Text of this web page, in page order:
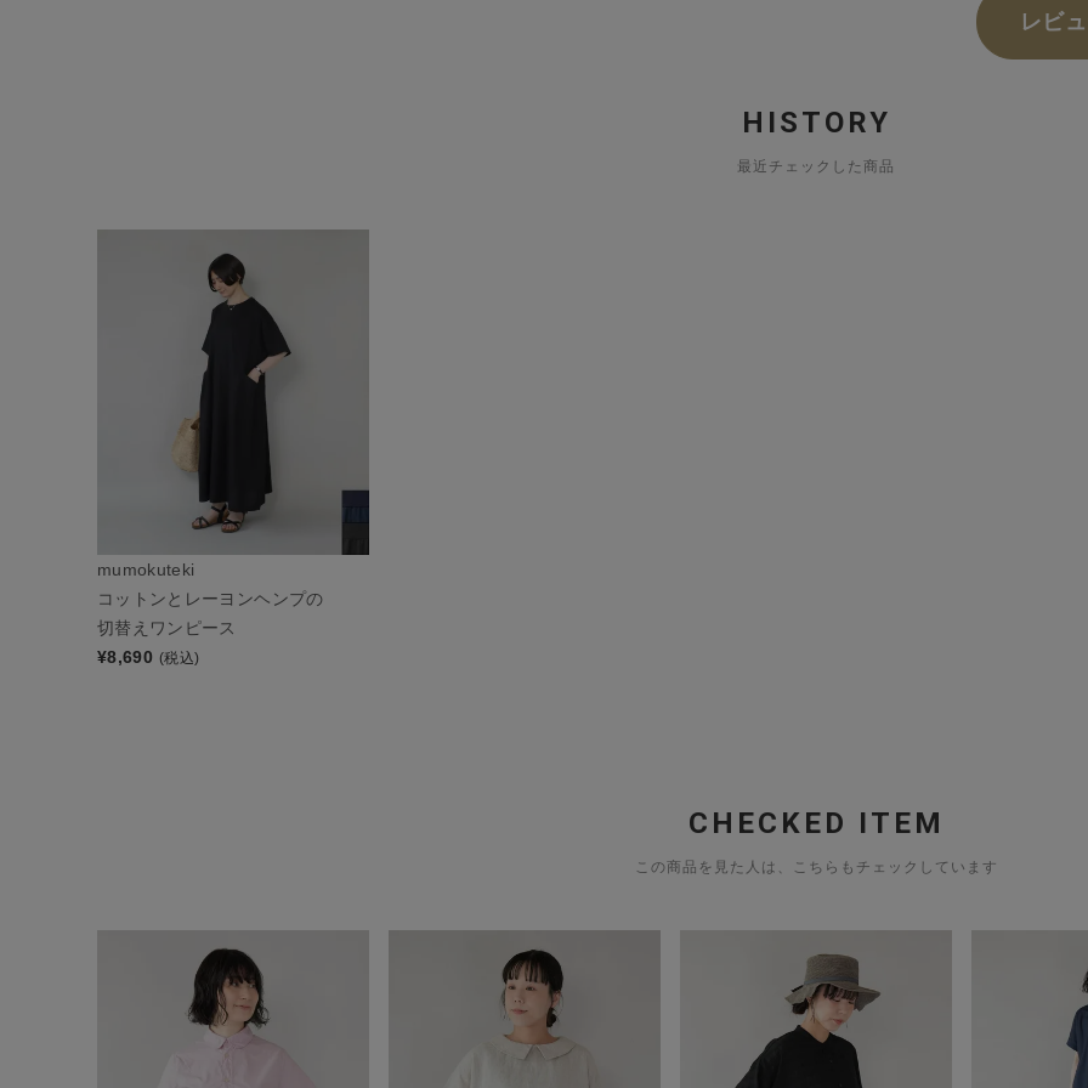
レビ
HISTORY
最近チェックした商品
mumokuteki
コットンとレーヨンヘンプの
切替えワンピース
¥8,690 (税込)
CHECKED ITEM
この商品を見た人は、こちらもチェックしています